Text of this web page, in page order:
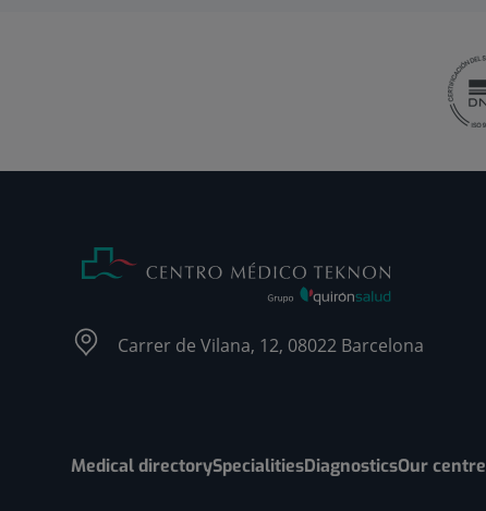
Carrer de Vilana, 12, 08022 Barcelona
Medical directorySpecialitiesDiagnosticsOur centre